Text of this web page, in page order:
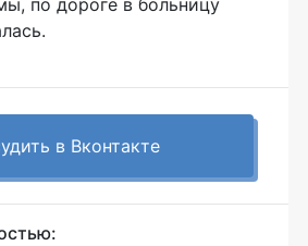
по дороге в больницу
в Вконтакте